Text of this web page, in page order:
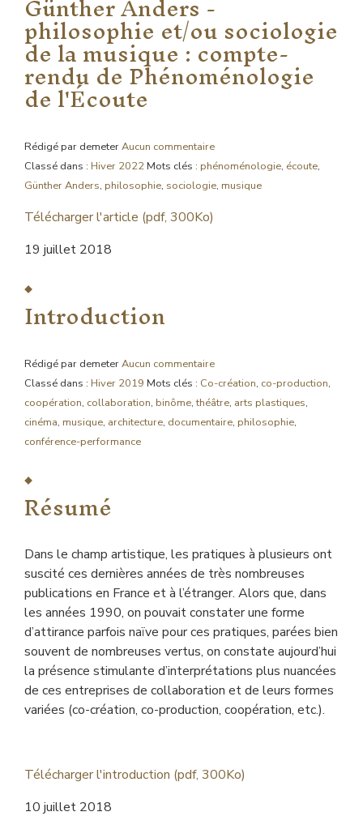
philosophie et/ou sociologie
de la musique : compte-
rendu de Phénoménologie
de l'Écoute
Rédigé par demeterAucun commentaire
Classé dans : Hiver 2022 Mots clés : phénoménologie, écoute,
Günther Anders, philosophie, sociologie, musique
Télécharger l'article (pdf, 300Ko)
19 juillet 2018
Introduction
Rédigé par demeterAucun commentaire
Classé dans : Hiver 2019 Mots clés : Co-création, co-production,
coopération, collaboration, binôme,théâtre, arts plastiques,
cinéma, musique, architecture, documentaire, philosophie,
conférence-performance
Résumé
Dans le champ artistique, les pratiques à plusieurs ont
suscité ces dernières années de très nombreuses
publications en France et à l’étranger. Alors que, dans
les années 1990, on pouvait constater une forme
d’attirance parfois naïve pour ces pratiques, parées bien
souvent de nombreuses vertus, on constate aujourd’hui
la présence stimulante d’interprétations plus nuancées
de ces entreprises de collaboration et de leurs formes
variées (co-création, co-production, coopération, etc.).
Télécharger l'introduction (pdf, 300Ko)
10 juillet 2018